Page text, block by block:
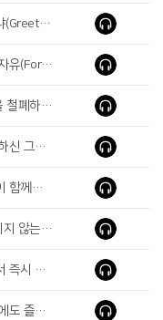
<주일1부예배>평안하냐(Greetings)
<주일4부예배>용서와 자유(Forgiveness and Freedom)
<주일2,3부예배>산당을 철폐하는 믿음(Faith to Remove the High Place)
<주일1부예배>고난 당하신 그리스도(The Suffering of Christ)
<주일4부예배>하나님이 함께하시는 사람(A Person with Whom God Is)
<주일2,3부예배>치우치지 않는 믿음(Faith That Does Not Turn Aside)
<주일1부예배>예수께서 즉시 손을 내밀어(Immediately Jesus Reached out His Hand)
<주일4부예배>환난 중에도 즐거워하나니(We Rejoice in Our Sufferings)